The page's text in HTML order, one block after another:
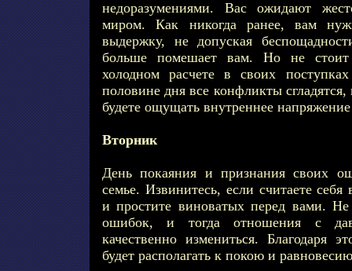
недоразумениями. Вас ожидают
миром. Как никогда ранее, вам
выдержку, не допуская
больше помешает вам. Но не стоит
холодном расчете в своих
половине дня все конфликты
будете ощущать внутреннее
Вторник
День покаяния и признания своих
семье. Извинитесь, если считаете
и простите виноватых перед вами.
ошибок, и тогда отношения с
качественно измениться. Благодаря
будет располагать к покою и